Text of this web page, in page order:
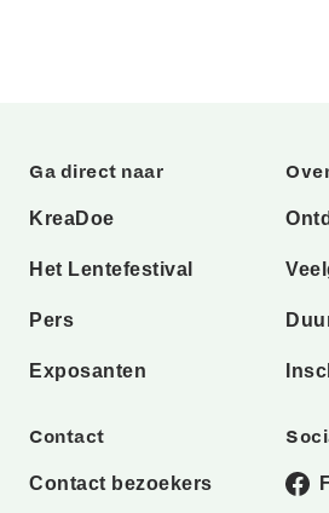
Ga direct naar
KreaDoe
Het Lentefestival
Pers
Exposanten
Contact
Contact bezoekers